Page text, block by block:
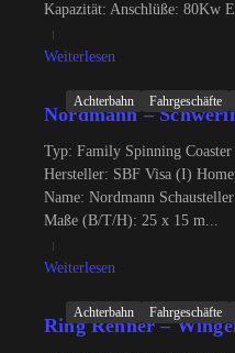
Kapazität: Anschlüße: 80Kw
Weiterlesen
Achterbahn Fahrgeschäfte
Nordmann –
Typ: Family Spinning
Hersteller: SBF Visa (I)
Name: Nordmann
Maße (B/T/H): 25 x 15 m...
Weiterlesen
Achterbahn Fahrgeschäfte
Ring Renner –